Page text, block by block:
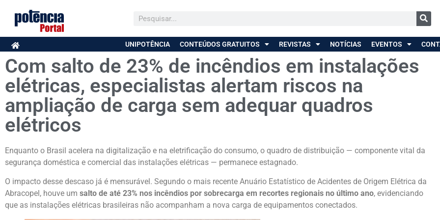
UNIPOTÊNCIA CONTEÚDOS GRATUITOS REVISTAS NOTÍCIAS EVENTOS
Com salto de 23% de incêndios em instalações
elétricas, especialistas alertam riscos na
ampliação de carga sem adequar quadros
elétricos
Enquanto o Brasil acelera na digitalização e na eletrificação do consumo, o quadro de distribuição — componente vital da
segurança doméstica e comercial das instalações elétricas — permanece estagnado.
O impacto desse descaso já é mensurável. Segundo o mais recente Anuário Estatístico de Acidentes de Origem Elétrica da
Abracopel, houve um salto de até 23% nos incêndios por sobrecarga em recortes regionais no último ano, evidenciando
que as instalações elétricas brasileiras não acompanham a nova carga de equipamentos conectados.